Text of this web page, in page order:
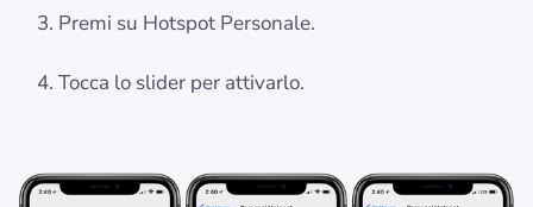
Premi su Hotspot Personale.
Tocca lo slider per attivarlo.